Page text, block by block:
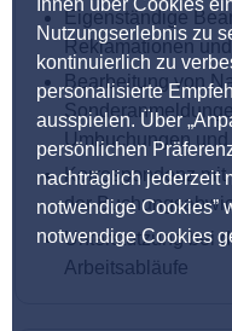
Ihnen über Cookies
Nutzungserlebnis zu
kontinuierlich zu
personalisierte
ausspielen. Über
persönlichen
nachträglich jederzeit
notwendige Cookies”
notwendige Cookies
Eigenständige
Reklamationen
Bearbeitung von
Umbuchungen
Korrespondenz mit
der
Unterstützung bei
Arbeitsabläufe